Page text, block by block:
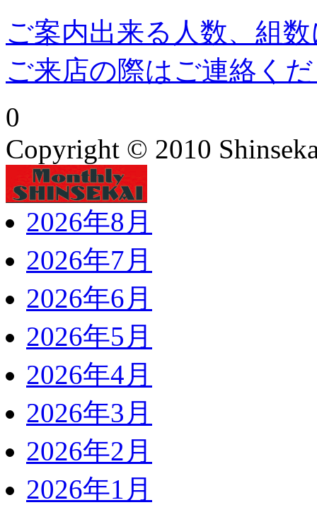
ご案内出来る人数、組
ご来店の際はご連絡く
0
Copyright © 2010
2026年8月
2026年7月
2026年6月
2026年5月
2026年4月
2026年3月
2026年2月
2026年1月